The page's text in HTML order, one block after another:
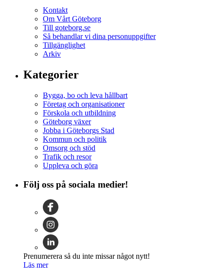
Kontakt
Om Vårt Göteborg
Till goteborg.se
Så behandlar vi dina personuppgifter
Tillgänglighet
Arkiv
Kategorier
Bygga, bo och leva hållbart
Företag och organisationer
Förskola och utbildning
Göteborg växer
Jobba i Göteborgs Stad
Kommun och politik
Omsorg och stöd
Trafik och resor
Uppleva och göra
Följ oss på sociala medier!
Prenumerera så du inte missar något nytt!
Läs mer